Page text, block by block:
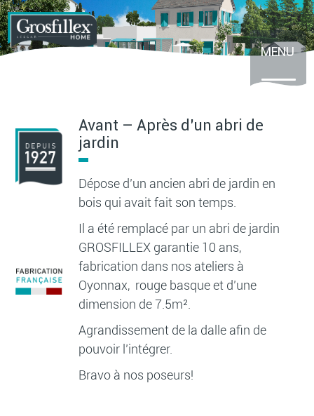
Aller
au
contenu
principal
MENU
Avant – Après d’un abri de
jardin
Dépose d’un ancien abri de jardin en
bois qui avait fait son temps.
Il a été remplacé par un abri de jardin
GROSFILLEX garantie 10 ans,
fabrication dans nos ateliers à
Oyonnax, rouge basque et d’une
dimension de 7.5m².
Agrandissement de la dalle afin de
pouvoir l’intégrer.
Bravo à nos poseurs!